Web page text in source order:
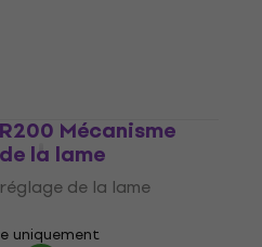
Mécanisme
la lame
de la lame
uniquement